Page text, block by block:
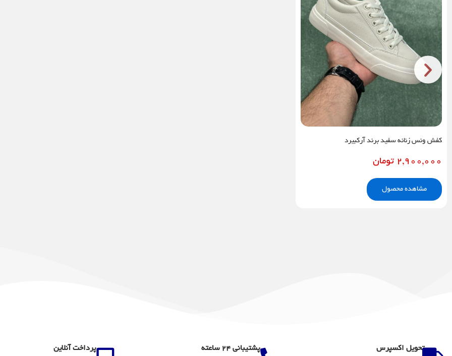
کفش ونس زنانه سفید برند آرکبیرد
2,900,000 تومان
مشاهده محصول
تحویل اکسپرس پشتیبانی 24 ساعته پرداخت آنلاین